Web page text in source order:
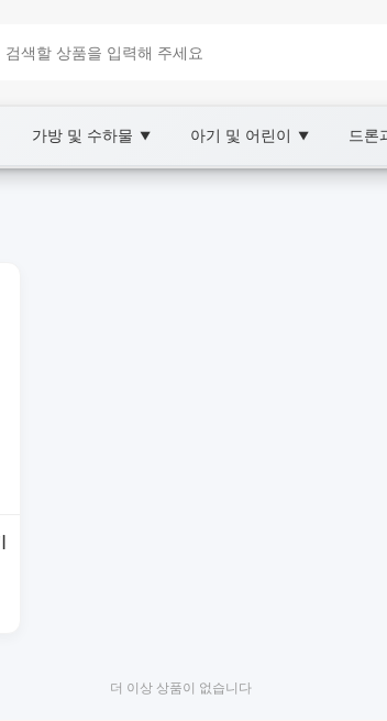
가방 및 수하물 ▼ 아기 및 어린이 ▼ 드론
다.
더 이상 상품이 없습니다